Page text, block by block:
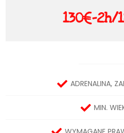
130€-2h/
ADRENALINA,
MIN.